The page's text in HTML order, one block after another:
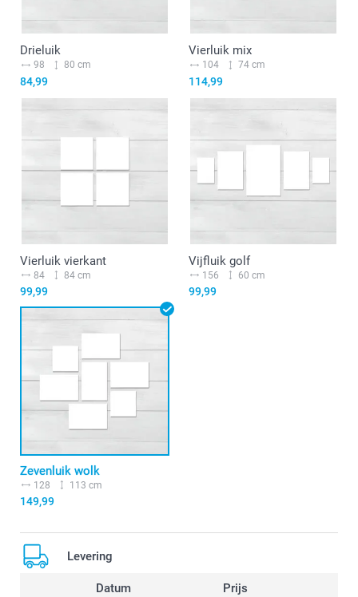
Drieluik
98 80 cm
84,99
Vierluik mix
104 74 cm
114,99
Vierluik vierkant
84 84 cm
99,99
Vijfluik golf
156 60 cm
99,99
Zevenluik wolk
128 113 cm
149,99
Levering
Datum Prijs